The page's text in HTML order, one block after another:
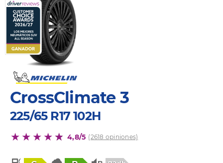
CrossClimate 3
225/65 R17 102H
4,8/5 (2618 opiniones)